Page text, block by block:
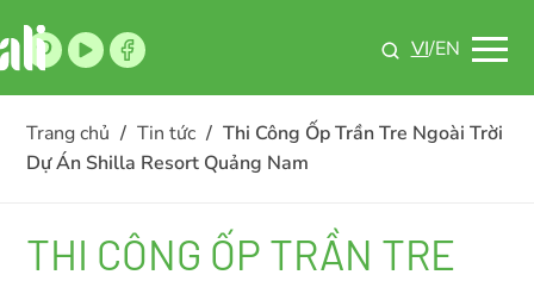
VI/EN
Trang chủ / Tin tức / Thi Công Ốp Trần Tre Ngoài Trời
Dự Án Shilla Resort Quảng Nam
THI CÔNG ỐP TRẦN TRE